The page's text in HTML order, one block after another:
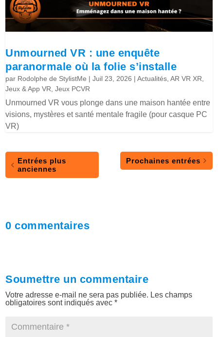
Unmourned VR : une enquête
paranormale où la folie s’installe
par Rodolphe de StylistMe |Juil 23, 2026 |Actualités ,AR VR XR
Jeux & App VR ,Jeux PCVR
Unmourned VR vous plonge dans une maison hantée entre
visions, mystères et santé mentale fragile (pour casque PC
VR)
Entrées plus
anciennes
Prochaines entrées
0 commentaires
Soumettre un commentaire
Votre adresse e-mail ne sera pas publiée. Les champs
obligatoires sont indiqués avec*